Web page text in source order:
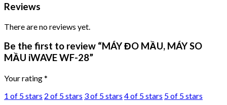
Reviews
There are no reviews yet.
Be the first to review “MÁY ĐO MẦU, MÁY SO
MẦU iWAVE WF-28”
Your rating*
1 of 5 stars 2 of 5 stars 3 of 5 stars 4 of 5 stars 5 of 5 stars